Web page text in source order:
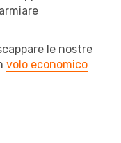
le nostre
volo economico